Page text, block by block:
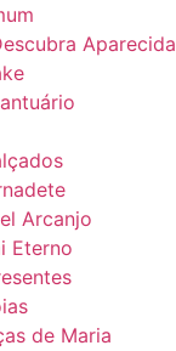
Aparecida
Arcanjo
Eterno
de Maria